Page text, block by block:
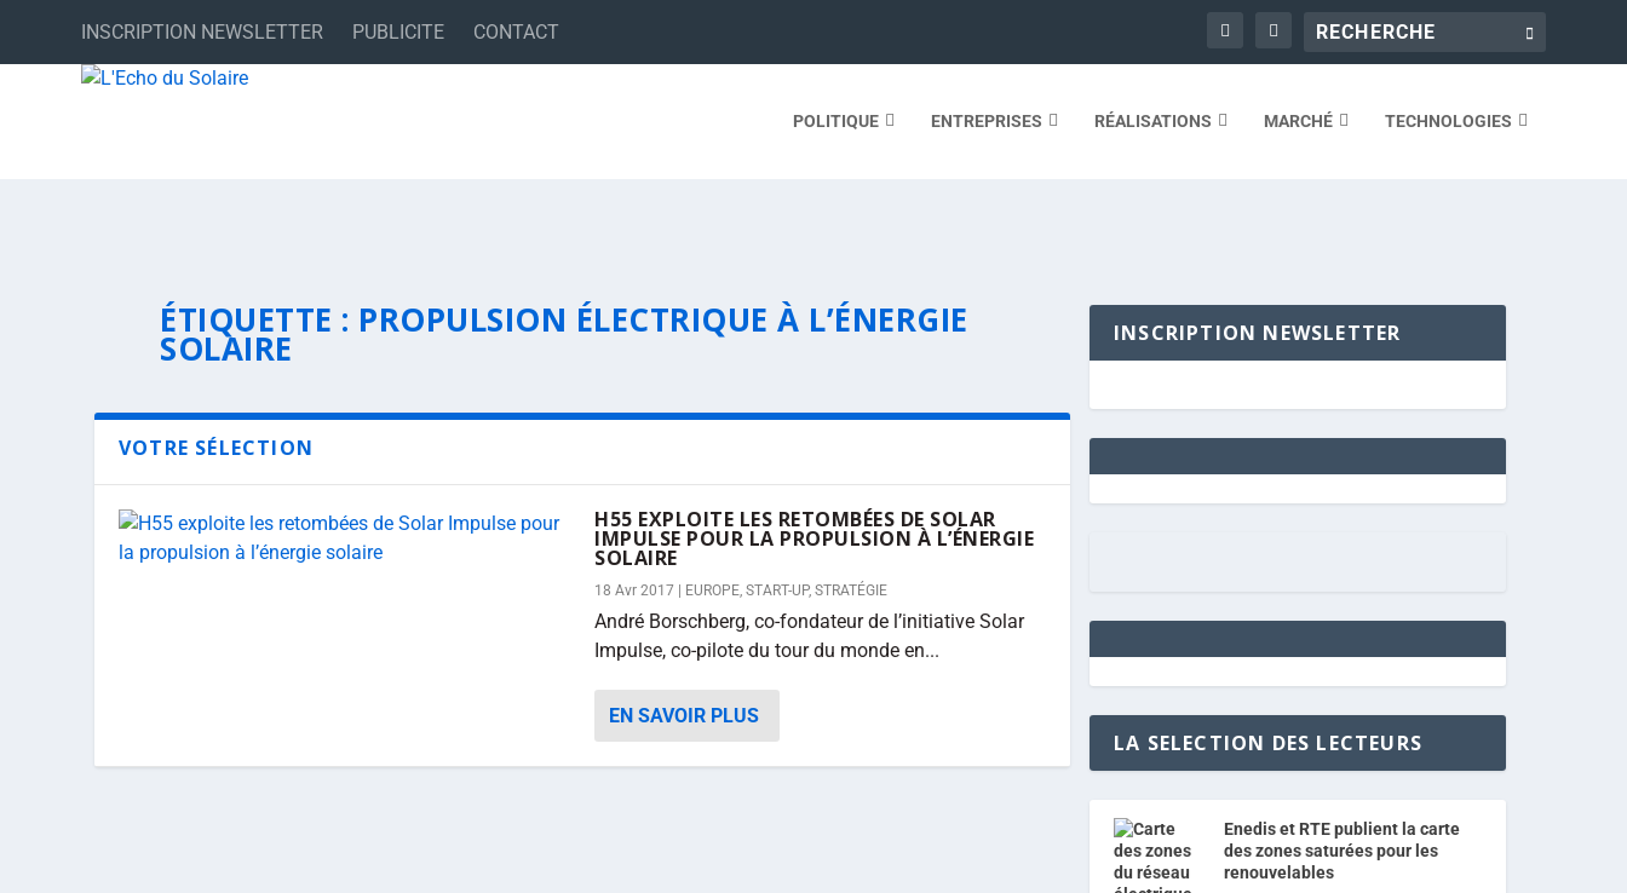
INSCRIPTION NEWSLETTER PUBLICITE CONTACT
POLITIQUE ENTREPRISES RÉALISATIONS MARCHÉ TECHNOLOGIES
ÉTIQUETTE : PROPULSION ÉLECTRIQUE À L’ÉNERGIE
SOLAIRE
VOTRE SÉLECTION
H55 EXPLOITE LES RETOMBÉES DE SOLAR
IMPULSE POUR LA PROPULSION À L’ÉNERGIE
SOLAIRE
18 Avr 2017 EUROPE, START-UP, STRATÉGIE
André Borschberg, co-fondateur de l’initiative Solar
Impulse, co-pilote du tour du monde en...
EN SAVOIR PLUS
INSCRIPTION NEWSLETTER
LA SELECTION DES LECTEURS
Enedis et RTE publient la carte
des zones saturées pour les
renouvelables